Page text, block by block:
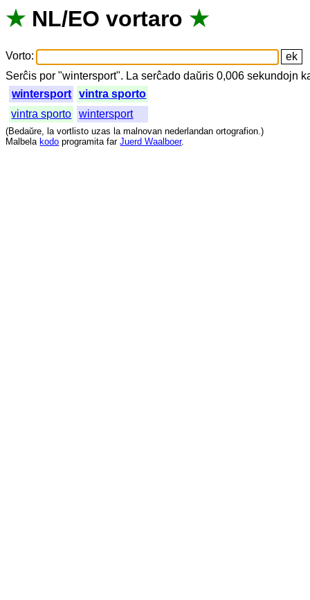
★ NL/EO vortaro ★
Vorto:
Serĉis por "wintersport". La serĉado daŭris 0,006sekundojn
wintersport
vintra sporto
vintra sporto
wintersport
(Bedaŭre, la vortlisto uzas la malnovan nederlandan ortografion.)
Malbela kodo programita far Juerd Waalboer.